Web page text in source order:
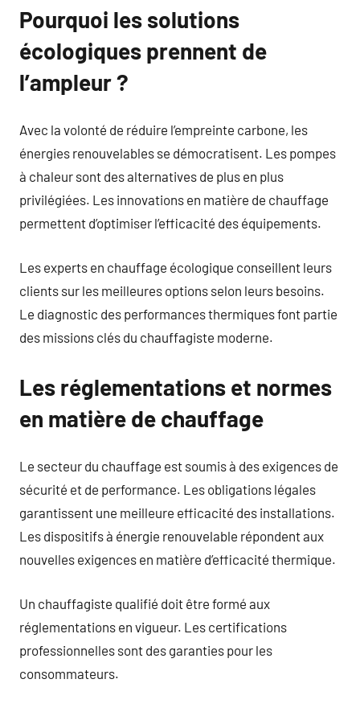
Pourquoi les solutions
écologiques prennent de
l’ampleur ?
Avec la volonté de réduire l’empreinte carbone, les
énergies renouvelables se démocratisent. Les pompes
à chaleur sont des alternatives de plus en plus
privilégiées. Les innovations en matière de chauffage
permettent d’optimiser l’efficacité des équipements.
Les experts en chauffage écologique conseillent leurs
clients sur les meilleures options selon leurs besoins.
Le diagnostic des performances thermiques font partie
des missions clés du chauffagiste moderne.
Les réglementations et normes
en matière de chauffage
Le secteur du chauffage est soumis à des exigences de
sécurité et de performance. Les obligations légales
garantissent une meilleure efficacité des installations.
Les dispositifs à énergie renouvelable répondent aux
nouvelles exigences en matière d’efficacité thermique.
Un chauffagiste qualifié doit être formé aux
réglementations en vigueur. Les certifications
professionnelles sont des garanties pour les
consommateurs.